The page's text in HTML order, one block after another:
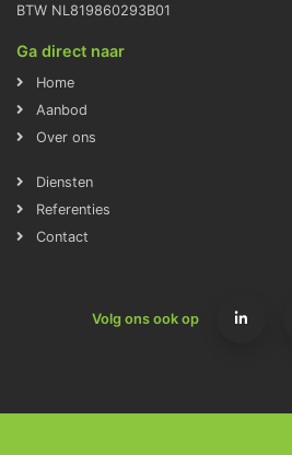
BTW NL819860293B01
Ga direct naar
Home
Aanbod
Over ons
Diensten
Referenties
Contact
Volg ons ook op